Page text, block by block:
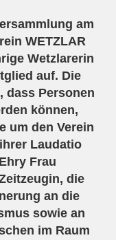
am
WETZLAR
Wetzlarerin
auf. Die
dass Personen
können,
um den Verein
Laudatio
Frau
die
an die
sowie an
im Raum